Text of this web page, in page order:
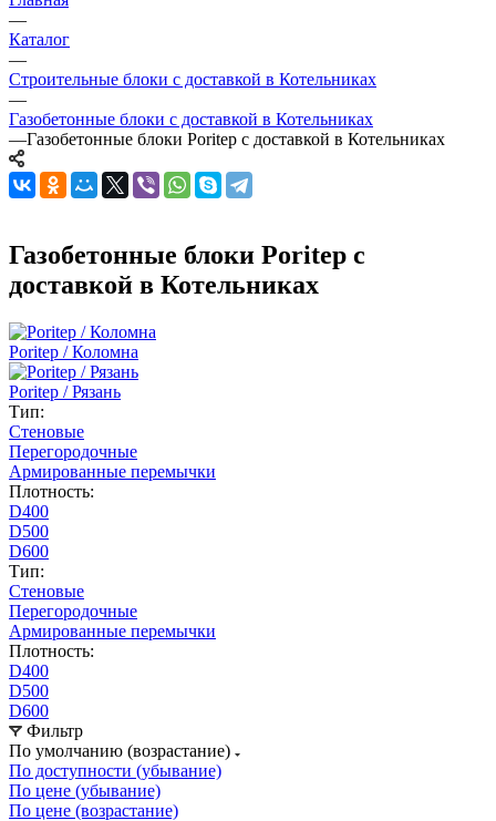
—
Каталог
—
Строительные блоки с доставкой в Котельниках
—
Газобетонные блоки с доставкой в Котельниках
—Газобетонные блоки Poritep с доставкой в Котельниках
Газобетонные блоки Poritep с
доставкой в Котельниках
Poritep / Коломна
Poritep / Рязань
Тип:
Стеновые
Перегородочные
Армированные перемычки
Плотность:
D400
D500
D600
Тип:
Стеновые
Перегородочные
Армированные перемычки
Плотность:
D400
D500
D600
Фильтр
По умолчанию (возрастание)
По доступности (убывание)
По цене (убывание)
По цене (возрастание)